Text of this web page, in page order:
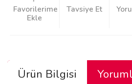
Tavsiye Et
Ürün Bilgisi